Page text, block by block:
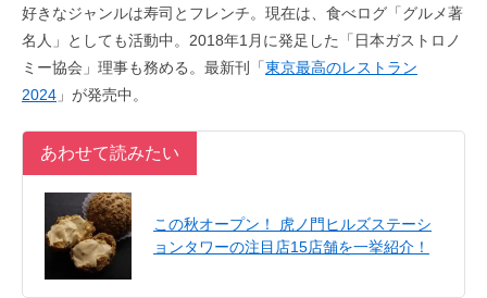
好きなジャンルは寿司とフレンチ。現在は、食べログ「グルメ著
名人」としても活動中。2018年1月に発足した「日本ガストロノ
ミー協会」理事も務める。最新刊「東京最高のレストラン
2024 」が発売中。
あわせて読みたい
この秋オープン！ 虎ノ門ヒルズステーシ
ョンタワーの注目店15店舗を一挙紹介！